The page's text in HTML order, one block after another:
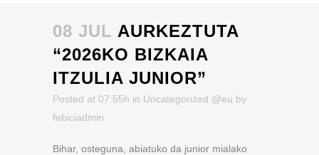
08 JUL AURKEZTUTA
“2026KO BIZKAIA
ITZULIA JUNIOR”
Posted at 07:55h in Uncategorized @eu by
febiciadmin
Bihar, osteguna, abiatuko da junior mialako